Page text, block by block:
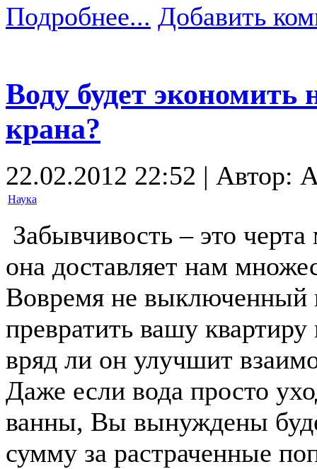
Подробнее... Добавить
Воду будет экономить
крана?
22.02.2012 22:52 | Автор:
Наука
Забывчивость – это
она доставляет нам
Вовремя не выключенный
превратить вашу
вряд ли он улучшит
Даже если вода просто
ванны, Вы вынуждены
сумму за растраченные